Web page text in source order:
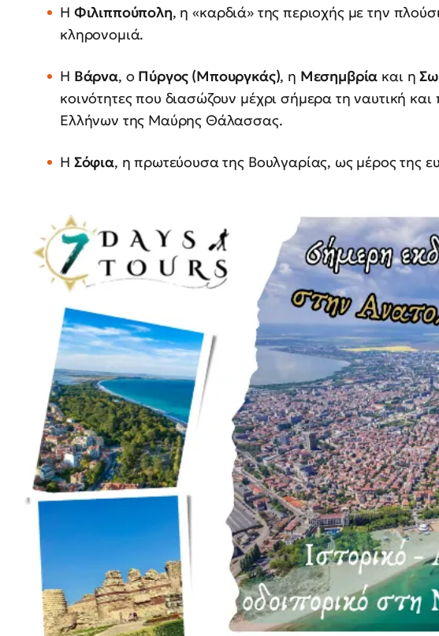
Η Φιλιππούπολη, η «καρδιά» της περιοχής με την
κληρονομιά.
Η Βάρνα, ο Πύργος (Μπουργκάς), η Μεσημβρία και η
κοινότητες που διασώζουν μέχρι σήμερα τη ναυτική και
Ελλήνων της Μαύρης Θάλασσας.
Η Σόφια, η πρωτεύουσα της Βουλγαρίας, ως μέρος της